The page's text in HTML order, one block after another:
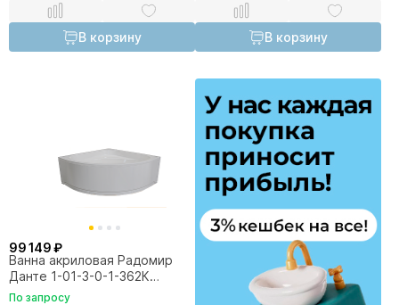
В корзину В корзину
99 149 ₽
Ванна акриловая Радомир
Данте 1-01-3-0-1-362К
130х130 белая, слив золото
По запросу